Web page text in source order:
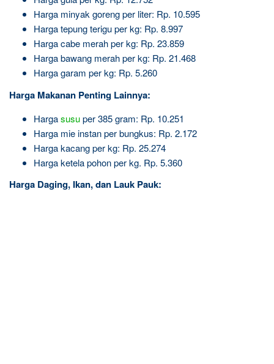
Harga minyak goreng per liter: Rp. 10.595
Harga tepung terigu per kg: Rp. 8.997
Harga cabe merah per kg: Rp. 23.859
Harga bawang merah per kg: Rp. 21.468
Harga garam per kg: Rp. 5.260
Harga Makanan Penting Lainnya:
Hargasusuper 385 gram: Rp. 10.251
Harga mie instan per bungkus: Rp. 2.172
Harga kacang per kg: Rp. 25.274
Harga ketela pohon per kg. Rp. 5.360
Harga Daging, Ikan, dan Lauk Pauk: